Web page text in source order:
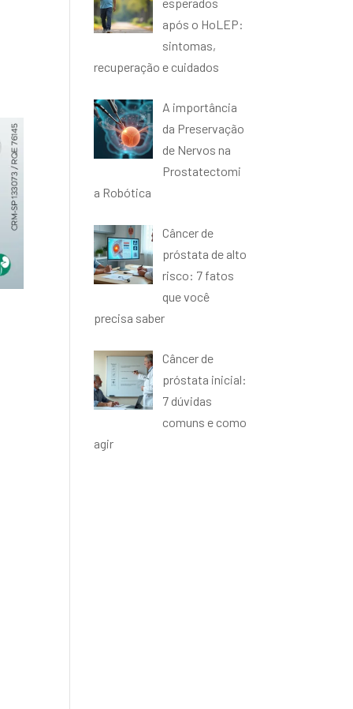
após o HoLEP:
sintomas,
recuperação e cuidados
A importância
da Preservação
de Nervos na
Prostatectomi
a Robótica
Câncer de
próstata de alto
risco: 7 fatos
que você
precisa saber
Câncer de
próstata inicial:
7 dúvidas
comuns e como
agir